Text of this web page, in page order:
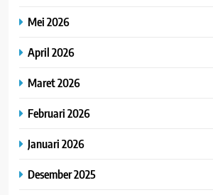
Mei 2026
April 2026
Maret 2026
Februari 2026
Januari 2026
Desember 2025